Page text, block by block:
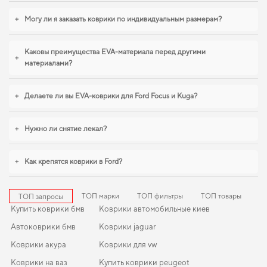
нагрузками. Продолжим работать для вашего комфорта и предлагать
товары, которым можно доверять каждый день.
+ Могу ли я заказать коврики по индивидуальным размерам?
+
Каковы преимущества EVA-материала перед другими
материалами?
+ Делаете ли вы EVA-коврики для Ford Focus и Kuga?
+ Нужно ли снятие лекал?
+ Как крепятся коврики в Ford?
ТОП запросы ТОП марки ТОП фильтры ТОП товары
Купить коврики бмв
Автоковрики бмв
Коврики акура
Коврики на ваз
Коврики автомобильные киев
Коврики jaguar
Коврики для vw
Купить коврики peugeot